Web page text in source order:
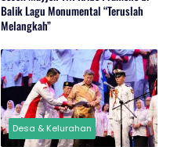
Balik Lagu Monumental “Teruslah
Melangkah”
Desa & Kelurahan